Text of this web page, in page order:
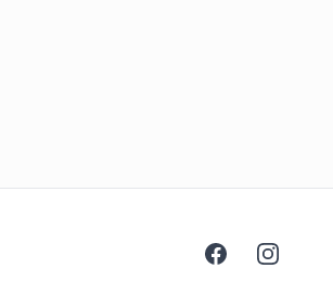
Facebook